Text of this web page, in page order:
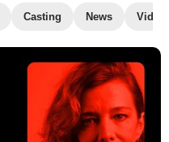
Casting News